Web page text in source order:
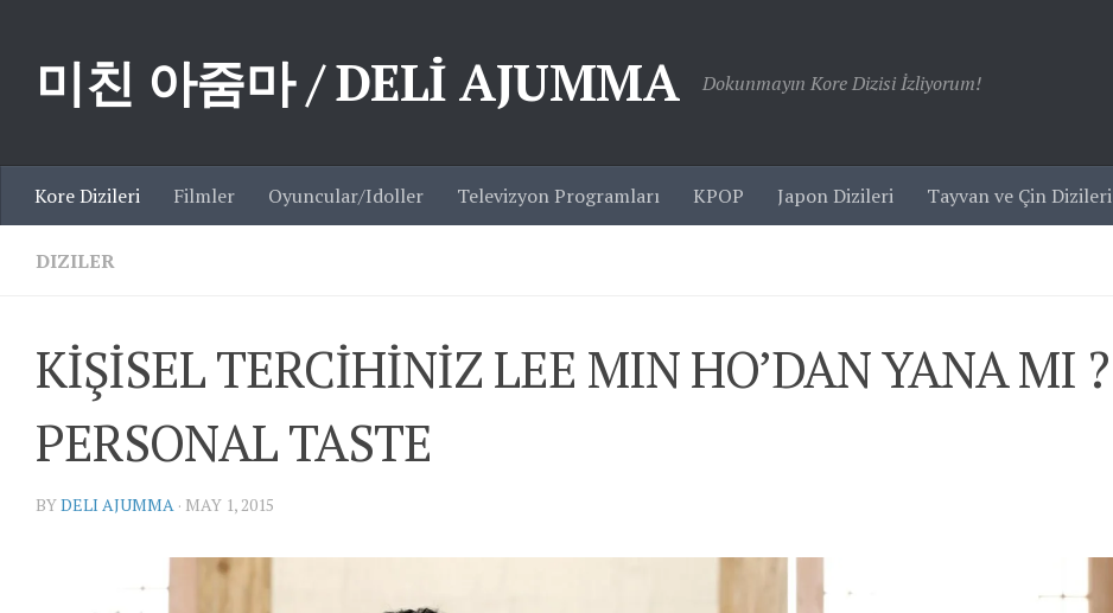
미친 아줌마 / DELİ AJUMMA Dokunmayın Kore Dizisi İzliyorum!
Kore Dizileri Filmler Oyuncular/Idoller Televizyon Programları KPOP Japon Dizileri Tayvan ve Çin Dizileri
DIZILER
KİŞİSEL TERCİHİNİZ LEE MIN HO’DAN YANA MI ?
PERSONAL TASTE
BYDELI AJUMMA · MAY 1, 2015